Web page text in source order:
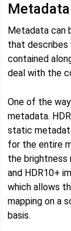
Metadata
Metadata can
that
contained
deal with the
One of the
metadata.
static
for the entire
the brightness
and HDR10+
which allows
mapping on a
basis.